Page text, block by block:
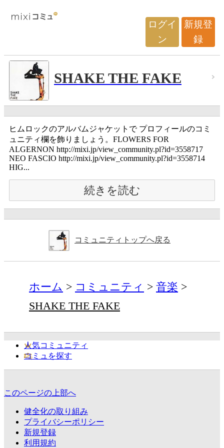
ログイ
ン
新規登
録
SHAKE THE FAKE
ヒムロックのアルバムジャケットで プロフィールのコミ
ュニティ欄を飾りましょう。FLOWERS FOR
ALGERNON http://mixi.jp/view_community.pl?id=3558717
NEO FASCIO http://mixi.jp/view_community.pl?id=3558714
HIG...
続きを読む
コミュニティトップへ戻る
ホーム コミュニティ
音楽
SHAKE THE FAKE
人気コミュニティ
コミュを探す
このページの上部へ
健全化の取り組み
プライバシーポリシー
新規登録
利用規約